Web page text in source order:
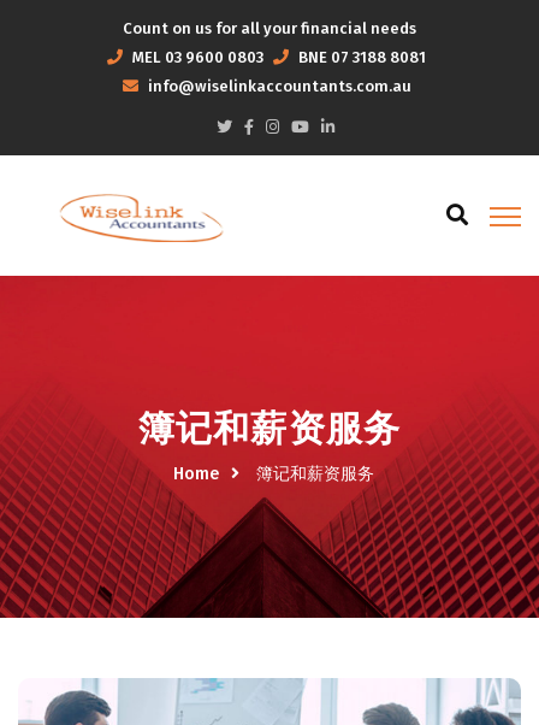
Count on us for all your financial needs
MEL 03 9600 0803 BNE 07 3188 8081
info@wiselinkaccountants.com.au
簿记和薪资服务
Home 簿记和薪资服务